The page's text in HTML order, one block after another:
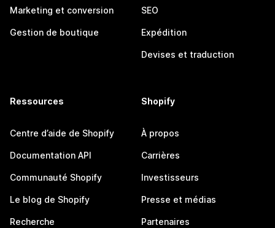
Marketing et conversion
Gestion de boutique
SEO
Expédition
Devises et traduction
Ressources
Centre d’aide de Shopify
Documentation API
Communauté Shopify
Le blog de Shopify
Recherche
Shopify
À propos
Carrières
Investisseurs
Presse et médias
Partenaires